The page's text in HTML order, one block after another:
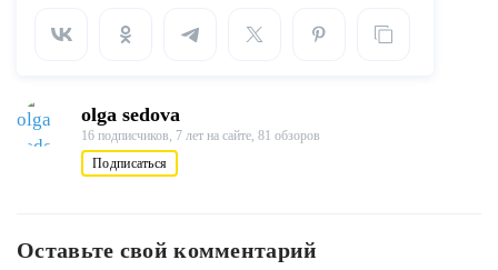
olga sedova
16 подписчиков, 7 лет на сайте, 81 обзоров
Подписаться
Оставьте свой комментарий